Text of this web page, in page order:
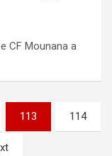
CF Mounana a
113 114